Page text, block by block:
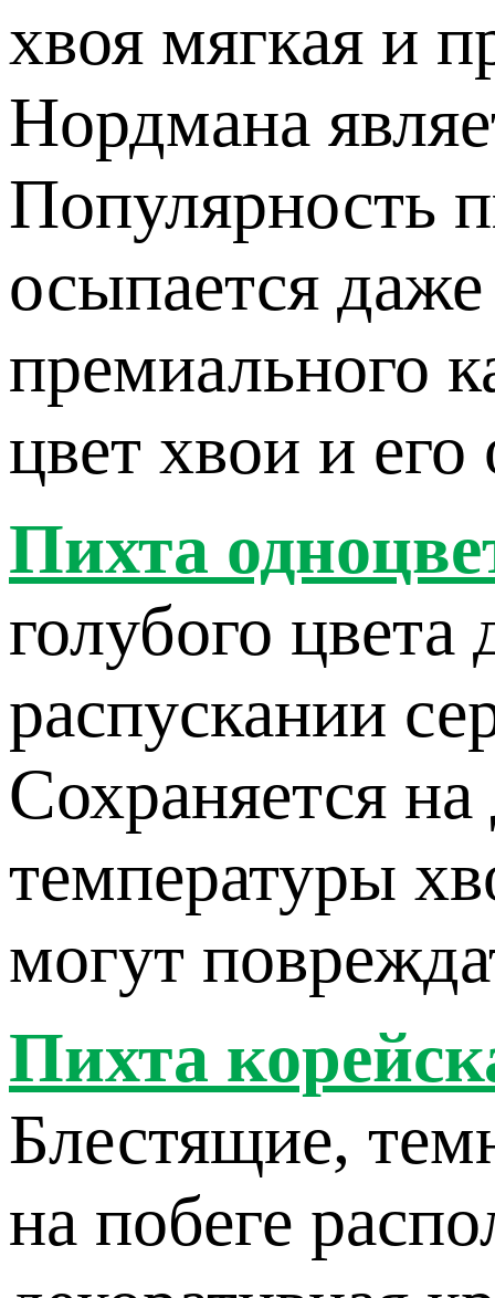
хвоя мягкая и
Нордмана
Популярность
осыпается
премиального
цвет хвои и его
Пихта
голубого цвета
распускании
Сохраняется
температуры
могут
Пихта
Блестящие,
на побеге